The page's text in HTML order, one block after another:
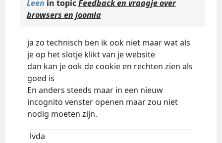
Leen in topicFeedback en vraagje over
browsers en joomla
ja zo technisch ben ik ook niet maar wat als
je op het slotje klikt van je website
dan kan je ook de cookie en rechten zien als
goed is
En anders steeds maar in een nieuw
incognito venster openen maar zou niet
nodig moeten zijn.
lvda